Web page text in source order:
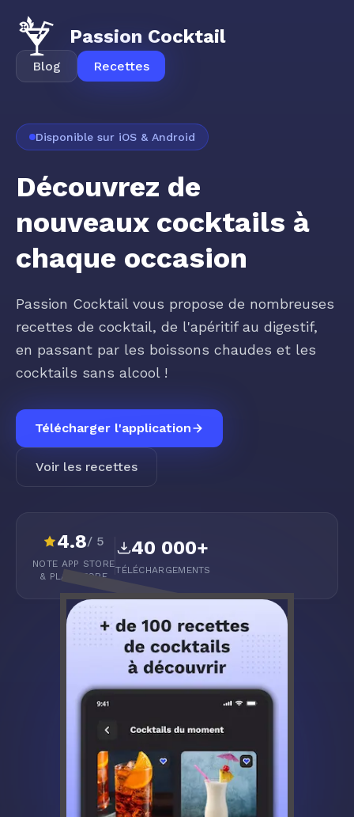
Passion Cocktail
Blog Recettes
Disponible sur iOS & Android
Découvrez de
nouveaux cocktails à
chaque occasion
Passion Cocktail vous propose de nombreuses
recettes de cocktail, de l'apéritif au digestif,
en passant par les boissons chaudes et les
cocktails sans alcool !
Télécharger l'application
Voir les recettes
4.8/ 5
NOTE APP STORE
& PLAY STORE
40 000+
TÉLÉCHARGEMENTS